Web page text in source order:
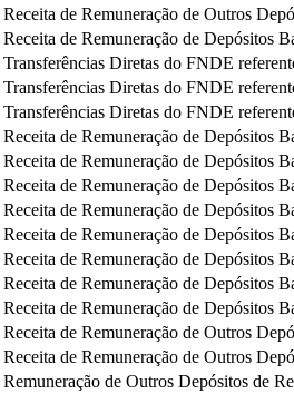
Receita de Remuneração de Outros
Receita de Remuneração de Depósitos
Transferências Diretas do FNDE
Transferências Diretas do FNDE
Transferências Diretas do FNDE
Receita de Remuneração de Depósitos
Receita de Remuneração de Depósitos
Receita de Remuneração de Depósitos
Receita de Remuneração de Depósitos
Receita de Remuneração de Depósitos
Receita de Remuneração de Depósitos
Receita de Remuneração de Depósitos
Receita de Remuneração de Depósitos
Receita de Remuneração de Outros
Receita de Remuneração de Outros
Remuneração de Outros Depósitos de